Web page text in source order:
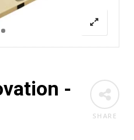
SHARE
-